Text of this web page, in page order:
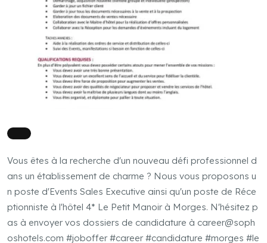
Vous êtes à la recherche d'un nouveau défi professionnel d
ans un établissement de charme ? Nous vous proposons u
n poste d'Events Sales Executive ainsi qu'un poste de Réce
ptionniste à l'hôtel 4* Le Petit Manoir à Morges. N'hésitez p
as à envoyer vos dossiers de candidature à career@soph
oshotels.com #joboffer #career #candidature #morges #le